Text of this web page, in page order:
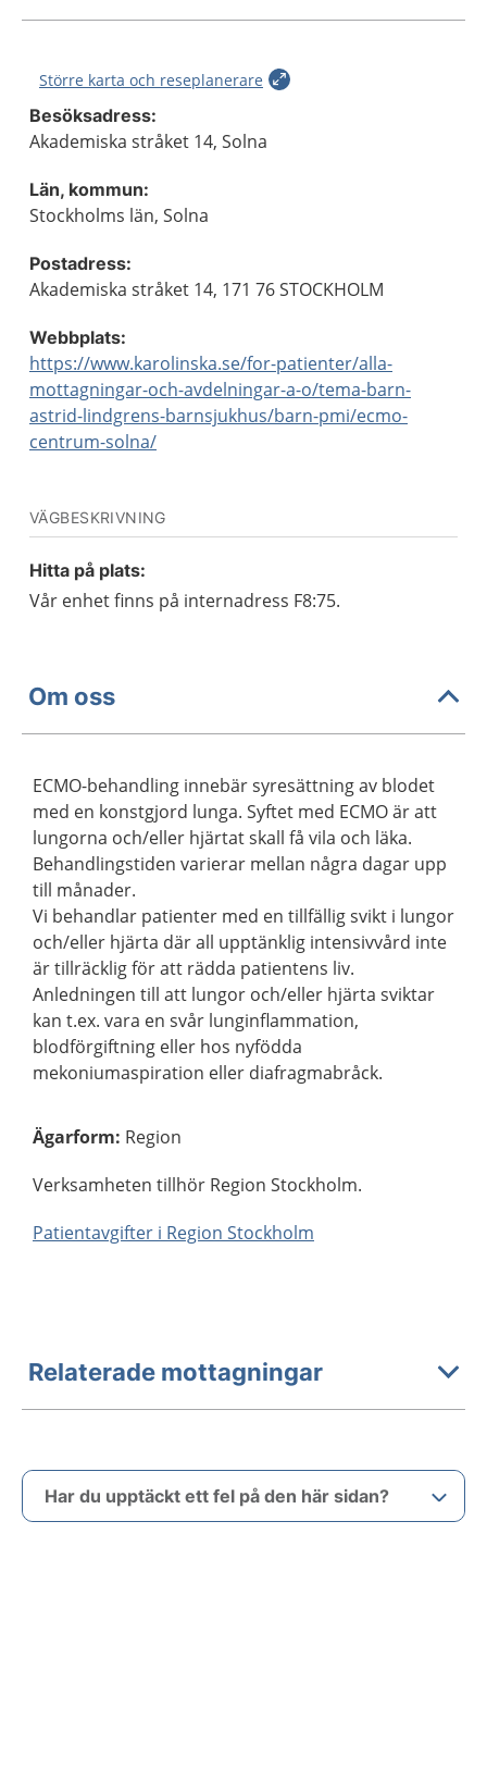
Större karta och reseplanerare
Besöksadress:
Akademiska stråket 14, Solna
Län, kommun:
Stockholms län, Solna
Postadress:
Akademiska stråket 14, 171 76 STOCKHOLM
Webbplats:
https://www.karolinska.se/for-patienter/alla-
mottagningar-och-avdelningar-a-o/tema-barn-
astrid-lindgrens-barnsjukhus/barn-pmi/ecmo-
centrum-solna/
VÄGBESKRIVNING
Hitta på plats:
Vår enhet finns på internadress F8:75.
Om oss
ECMO-behandling innebär syresättning av blodet
med en konstgjord lunga. Syftet med ECMO är att
lungorna och/eller hjärtat skall få vila och läka.
Behandlingstiden varierar mellan några dagar upp
till månader.
Vi behandlar patienter med en tillfällig svikt i lungor
och/eller hjärta där all upptänklig intensivvård inte
är tillräcklig för att rädda patientens liv.
Anledningen till att lungor och/eller hjärta sviktar
kan t.ex. vara en svår lunginflammation,
blodförgiftning eller hos nyfödda
mekoniumaspiration eller diafragmabråck.
Ägarform: Region
Verksamheten tillhör Region Stockholm.
Patientavgifter i Region Stockholm
Relaterade mottagningar
Har du upptäckt ett fel på den här sidan?